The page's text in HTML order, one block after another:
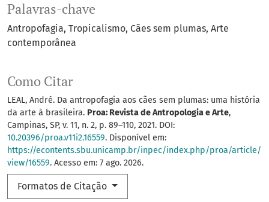
Palavras-chave
Antropofagia Tropicalismo Cães sem plumas Arte
contemporânea
Como Citar
LEAL, André. Da antropofagia aos cães sem plumas: uma história
da arte à brasileira. Proa: Revista de Antropologia e Arte,
Campinas, SP, v. 11, n. 2, p. 89–110, 2021. DOI:
10.20396/proa.v11i2.16559. Disponível em:
https://econtents.sbu.unicamp.br/inpec/index.php/proa/article/
view/16559. Acesso em: 7 ago. 2026.
Formatos de Citação